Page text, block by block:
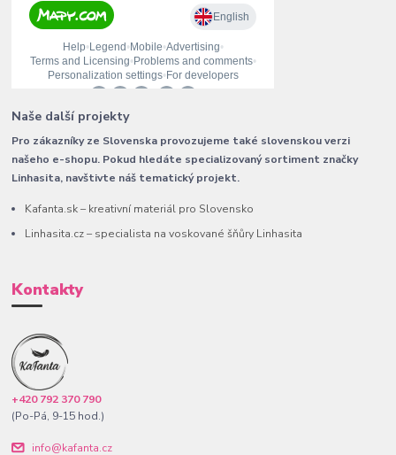
Naše další projekty
Pro zákazníky ze Slovenska provozujeme také slovenskou verzi
našeho e-shopu. Pokud hledáte specializovaný sortiment značky
Linhasita, navštivte náš tematický projekt.
Kafanta.sk – kreativní materiál pro Slovensko
Linhasita.cz – specialista na voskované šňůry Linhasita
Kontakty
+420 792 370 790
(Po-Pá, 9-15 hod.)
info@kafanta.cz